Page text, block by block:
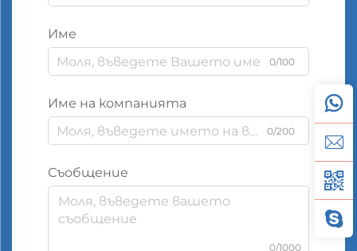
Име
0/100
Име на компанията
0/200
Съобщение
0/1000